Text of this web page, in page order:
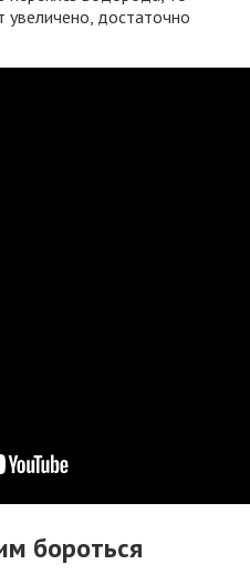
увеличено, достаточно
бороться